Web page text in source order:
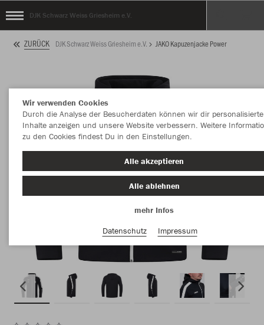
DJK Schwarz Weiss Griesheim e.V.
ZURÜCK DJK Schwarz Weiss Griesheim e.V. JAKO Kapuzenjacke Power
Wir verwenden Cookies
Durch die Analyse der Besucherdaten können wir dir personalisierte
Inhalte anzeigen und unsere Website verbessern. Weitere
zu den Cookies findest Du in den Einstellungen.
Alle akzeptieren
Alle ablehnen
mehr Infos
Datenschutz
Impressum